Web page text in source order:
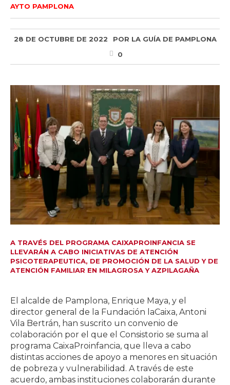
AYTO PAMPLONA
28 DE OCTUBRE DE 2022 POR LA GUÍA DE PAMPLONA
0
A TRAVÉS DEL PROGRAMA CAIXAPROINFANCIA SE
LLEVARÁN A CABO INICIATIVAS DE ATENCIÓN
PSICOTERAPEUTICA, DE PROMOCIÓN DE LA SALUD Y DE
ATENCIÓN FAMILIAR EN MILAGROSA Y AZPILAGAÑA
El alcalde de Pamplona, Enrique Maya, y el
director general de la Fundación laCaixa, Antoni
Vila Bertrán, han suscrito un convenio de
colaboración por el que el Consistorio se suma al
programa CaixaProinfancia, que lleva a cabo
distintas acciones de apoyo a menores en situación
de pobreza y vulnerabilidad. A través de este
acuerdo, ambas instituciones colaborarán durante